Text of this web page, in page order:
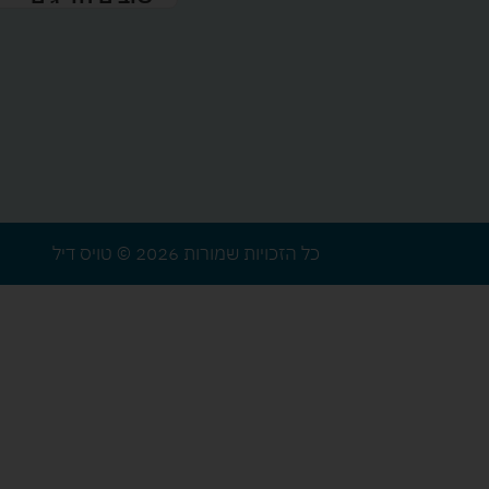
כל הזכויות שמורות 2026 © טויס דיל